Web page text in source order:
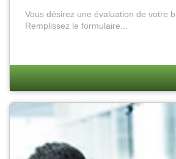
Vous désirez une évaluation de votre
Remplissez le formulaire...